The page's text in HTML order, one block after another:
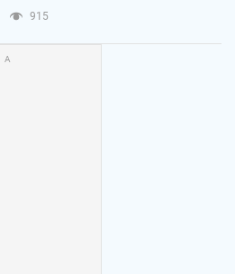
915